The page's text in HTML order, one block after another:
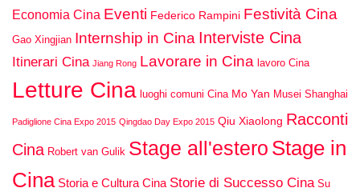
Economia Cina Eventi Federico Rampini Festività Cina
Gao Xingjian Internship in Cina Interviste Cina
Itinerari Cina Jiang Rong Lavorare in Cina lavoro Cina
Letture Cina luoghi comuni Cina Mo Yan Musei Shanghai
Padiglione Cina Expo 2015 Qingdao Day Expo 2015 Qiu Xiaolong Racconti
Cina Robert van Gulik Stage all'estero Stage in
Cina Storia e Cultura Cina Storie di Successo Cina Su